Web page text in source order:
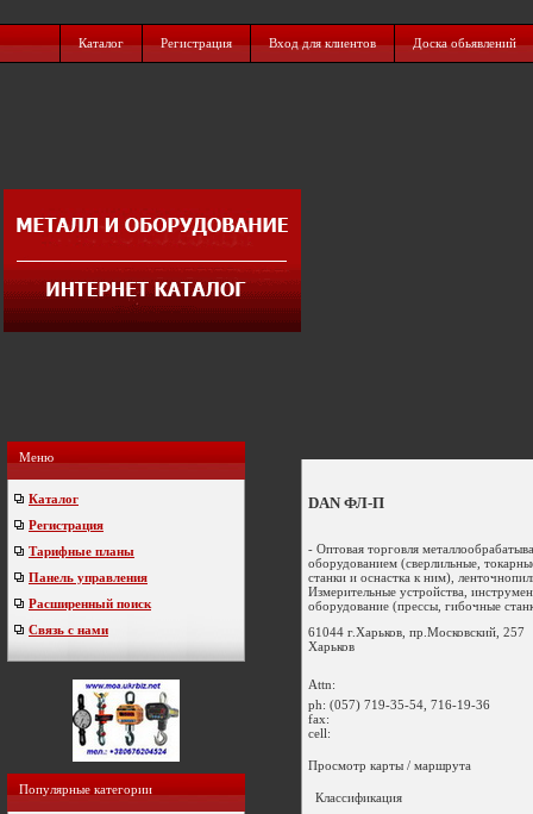
Каталог Регистрация Вход для клиентов Доска обьявлений
Меню
Каталог
Регистрация
Тарифные планы
Панель управления
Расширенный поиск
Связь с нами
Популярные категории
DAN ФЛ-П
- Оптовая торговля
оборудованием (сверлильные,
станки и оснастка к ним),
Измерительные устройства,
оборудование (прессы, гибочные
61044 г.Харьков, пр.Московский, 257
Харьков
Attn:
ph: (057) 719-35-54, 716-19-36
fax:
cell:
Просмотр карты / маршрута
Классификация